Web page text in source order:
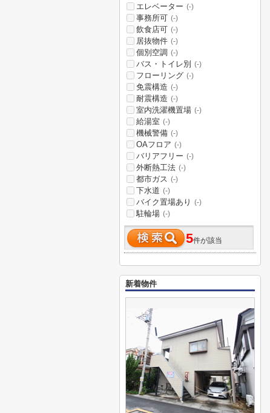
エレベーター (-)
事務所可 (-)
飲食店可 (-)
居抜物件 (-)
個別空調 (-)
バス・トイレ別 (-)
フローリング (-)
免震構造 (-)
耐震構造 (-)
室内洗濯機置場 (-)
給湯室 (-)
機械警備 (-)
OAフロア (-)
バリアフリー (-)
外断熱工法 (-)
都市ガス (-)
下水道 (-)
バイク置場あり (-)
駐輪場 (-)
5件が該当
新着物件